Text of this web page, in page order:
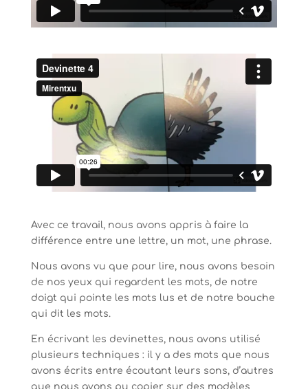
Avec ce travail, nous avons appris à faire la
différence entre une lettre, un mot, une phrase.
Nous avons vu que pour lire, nous avons besoin
de nos yeux qui regardent les mots, de notre
doigt qui pointe les mots lus et de notre bouche
qui dit les mots.
En écrivant les devinettes, nous avons utilisé
plusieurs techniques : il y a des mots que nous
avons écrits entre écoutant leurs sons, d’autres
que nous avons pu copier sur des modèles